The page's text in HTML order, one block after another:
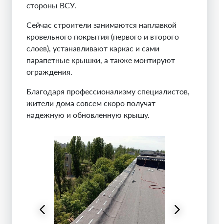
стороны ВСУ.
Сейчас строители занимаются наплавкой
кровельного покрытия (первого и второго
слоев), устанавливают каркас и сами
парапетные крышки, а также монтируют
ограждения.
Благодаря профессионализму специалистов,
жители дома совсем скоро получат
надежную и обновленную крышу.